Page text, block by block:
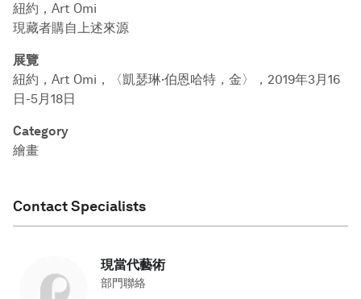
紐約，Art Omi
現藏者購自上述來源
展覽
紐約，Art Omi，〈凱瑟琳·伯恩哈特，金〉，2019年3月16
日-5月18日
Category
繪畫
Contact Specialists
現當代藝術
部門聯絡